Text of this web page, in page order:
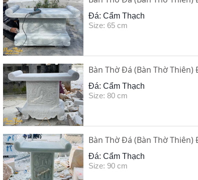
Đá: Cẩm Thạch
Size: 65 cm
Bàn Thờ Đá (Bàn Thờ Thiên)
Đá: Cẩm Thạch
Size: 80 cm
Bàn Thờ Đá (Bàn Thờ Thiên)
Đá: Cẩm Thạch
Size: 90 cm